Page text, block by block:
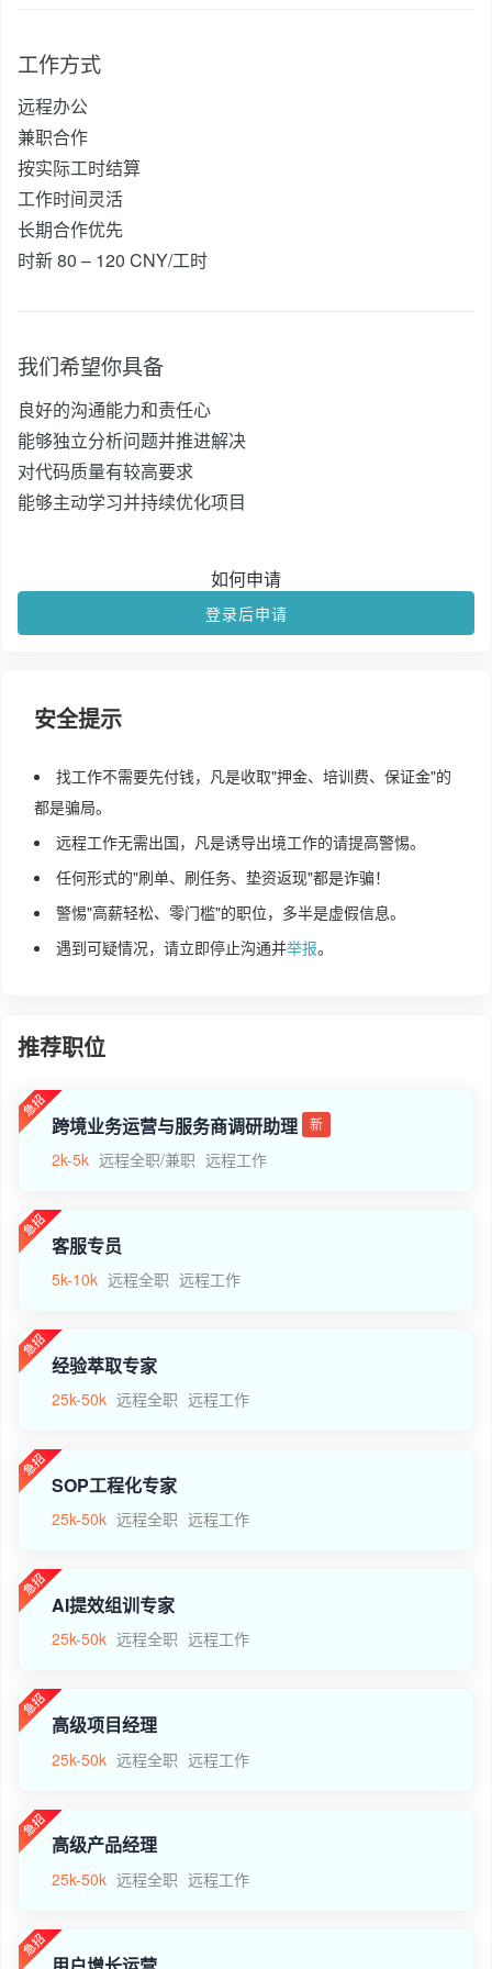
工作方式
远程办公
兼职合作
按实际工时结算
工作时间灵活
长期合作优先
时新 80 – 120 CNY/工时
我们希望你具备
良好的沟通能力和责任心
能够独立分析问题并推进解决
对代码质量有较高要求
能够主动学习并持续优化项目
如何申请
登录后申请
安全提示
找工作不需要先付钱，凡是收取"押金、培训费、保证金"的
都是骗局。
远程工作无需出国，凡是诱导出境工作的请提高警惕。
任何形式的"刷单、刷任务、垫资返现"都是诈骗！
警惕"高薪轻松、零门槛"的职位，多半是虚假信息。
遇到可疑情况，请立即停止沟通并举报。
推荐职位
跨境业务运营与服务商调研助理 新
2k-5k 远程全职/兼职 远程工作
客服专员
5k-10k 远程全职 远程工作
经验萃取专家
25k-50k 远程全职 远程工作
SOP工程化专家
25k-50k 远程全职 远程工作
AI提效组训专家
25k-50k 远程全职 远程工作
高级项目经理
25k-50k 远程全职 远程工作
高级产品经理
25k-50k 远程全职 远程工作